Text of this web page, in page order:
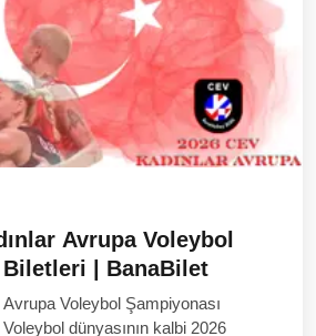
Avrupa Voleybol
Biletleri | BanaBilet
Voleybol Şampiyonası